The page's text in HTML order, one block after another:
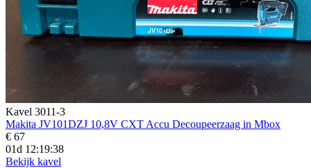
Kavel 3011-3
Makita JV101DZJ 10,8V CXT Accu Decoupeerzaag in Mbox
€ 67
01d 12:19:36
Bekijk kavel